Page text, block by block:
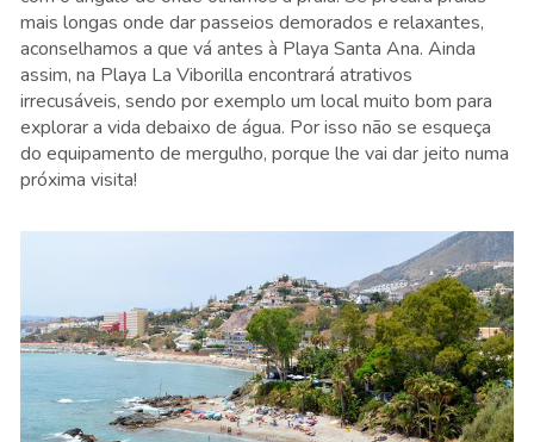
mais longas onde dar passeios demorados e relaxantes,
aconselhamos a que vá antes à Playa Santa Ana. Ainda
assim, na Playa La Viborilla encontrará atrativos
irrecusáveis, sendo por exemplo um local muito bom para
explorar a vida debaixo de água. Por isso não se esqueça
do equipamento de mergulho, porque lhe vai dar jeito numa
próxima visita!